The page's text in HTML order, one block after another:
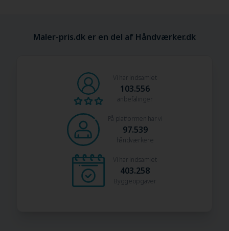
Maler-pris.dk er en del af Håndværker.dk
Vi har indsamlet
103.556
anbefalinger
På platformen har vi
97.539
håndværkere
Vi har indsamlet
403.258
Byggeopgaver